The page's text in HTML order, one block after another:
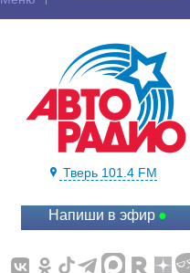
Тверь 101.4 FM
Напиши в эфир